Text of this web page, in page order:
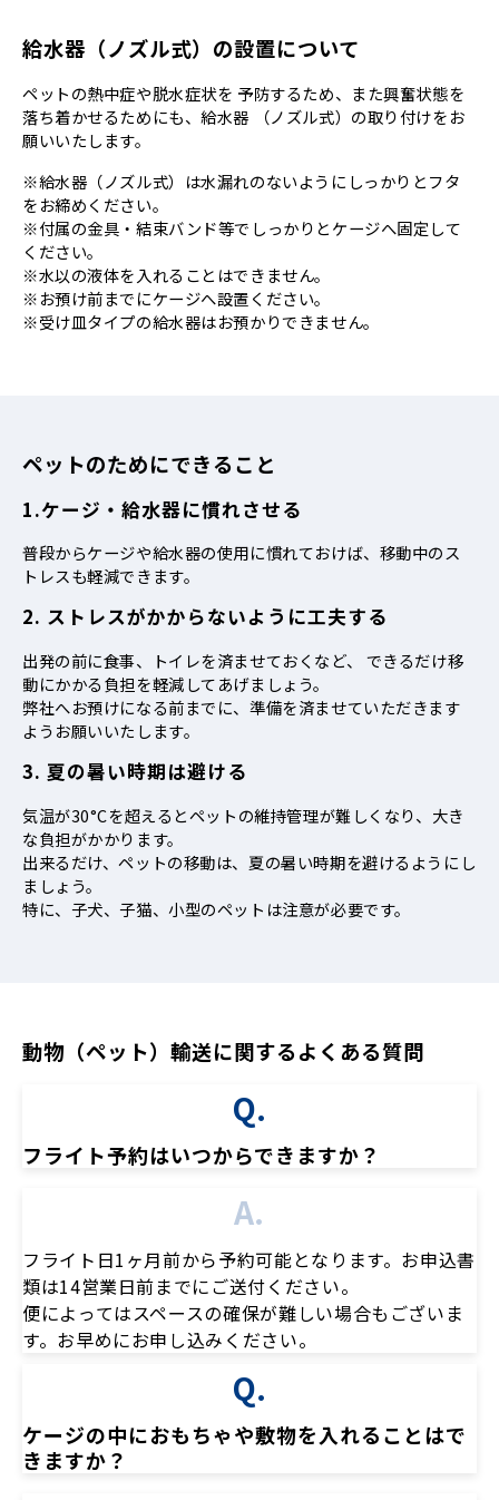
給水器（ノズル式）の設置について
ペットの熱中症や脱水症状を 予防するため、また興奮状態を
落ち着かせるためにも、給水器 （ノズル式）の取り付けをお
願いいたします。
※給水器（ノズル式）は水漏れのないようにしっかりとフタ
をお締めください。
※付属の金具・結束バンド等でしっかりとケージへ固定して
ください。
※水以の液体を入れることはできません。
※お預け前までにケージへ設置ください。
※受け皿タイプの給水器はお預かりできません。
ペットのためにできること
1.ケージ・給水器に慣れさせる
普段からケージや給水器の使用に慣れておけば、移動中のス
トレスも軽減できます。
2. ストレスがかからないように工夫する
出発の前に食事、トイレを済ませておくなど、 できるだけ移
動にかかる負担を軽減してあげましょう。
弊社へお預けになる前までに、準備を済ませていただきます
ようお願いいたします。
3. 夏の暑い時期は避ける
気温が30°Cを超えるとペットの維持管理が難しくなり、大き
な負担がかかります。
出来るだけ、ペットの移動は、夏の暑い時期を避けるようにし
ましょう。
特に、子犬、子猫、小型のペットは注意が必要です。
動物（ペット）輸送に関するよくある質問
Q.
フライト予約はいつからできますか？
A.
フライト日1ヶ月前から予約可能となります。お申込書
類は14営業日前までにご送付ください。
便によってはスペースの確保が難しい場合もございま
す。お早めにお申し込みください。
Q.
ケージの中におもちゃや敷物を入れることはで
きますか？